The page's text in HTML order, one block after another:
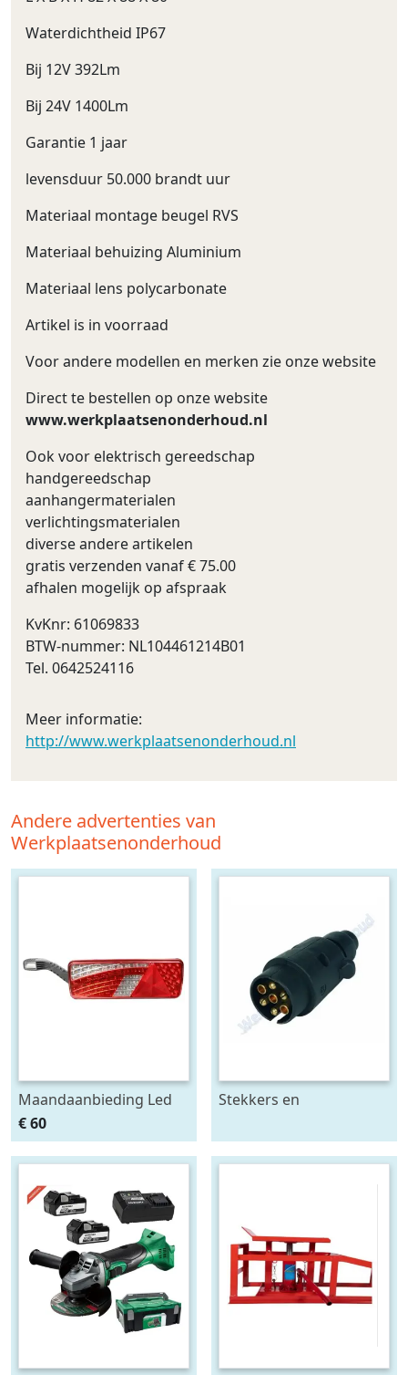
Waterdichtheid IP67
Bij 12V 392Lm
Bij 24V 1400Lm
Garantie 1 jaar
levensduur 50.000 brandt uur
Materiaal montage beugel RVS
Materiaal behuizing Aluminium
Materiaal lens polycarbonate
Artikel is in voorraad
Voor andere modellen en merken zie onze website
Direct te bestellen op onze website
www.werkplaatsenonderhoud.nl
Ook voor elektrisch gereedschap
handgereedschap
aanhangermaterialen
verlichtingsmaterialen
diverse andere artikelen
gratis verzenden vanaf € 75.00
afhalen mogelijk op afspraak
KvKnr: 61069833
BTW-nummer: NL104461214B01
Tel. 0642524116
Meer informatie:
http://www.werkplaatsenonderhoud.nl
Andere advertenties van
Werkplaatsenonderhoud
Maandaanbieding Led
achterlicht 12-24V links
m. breedtelamp
€ 60
Stekkers en